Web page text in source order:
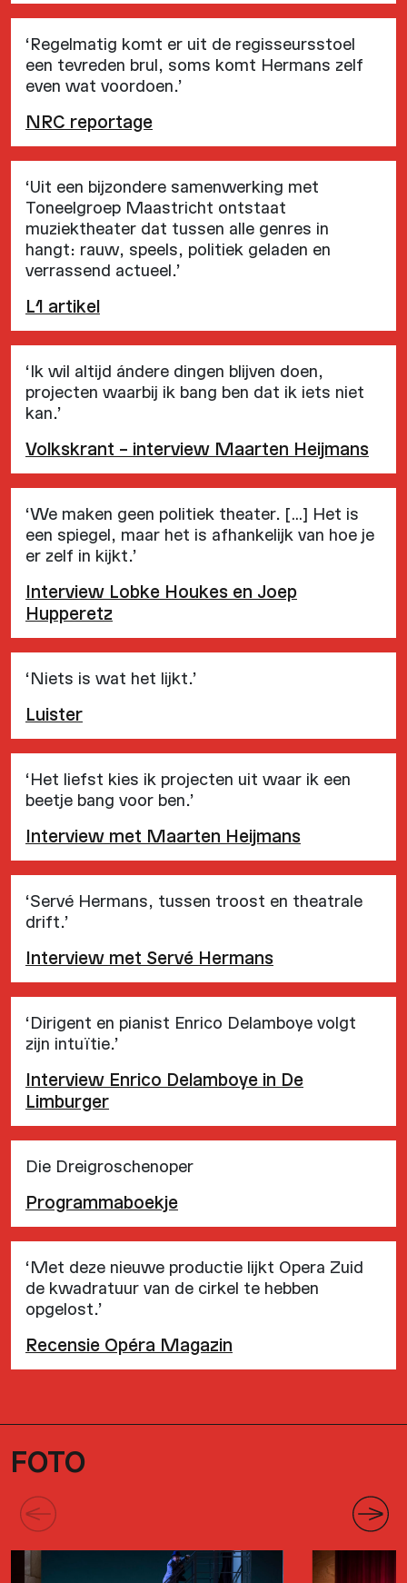
‘Regelmatig komt er uit de regisseursstoel
een tevreden brul, soms komt Hermans zelf
even wat voordoen.’
NRC reportage
‘Uit een bijzondere samenwerking met
Toneelgroep Maastricht ontstaat
muziektheater dat tussen alle genres in
hangt: rauw, speels, politiek geladen en
verrassend actueel.’
L1 artikel
‘Ik wil altijd ándere dingen blijven doen,
projecten waarbij ik bang ben dat ik iets niet
kan.’
Volkskrant – interview Maarten Heijmans
‘We maken geen politiek theater. […] Het is
een spiegel, maar het is afhankelijk van hoe je
er zelf in kijkt.’
Interview Lobke Houkes en Joep
Hupperetz
‘Niets is wat het lijkt.’
Luister
‘Het liefst kies ik projecten uit waar ik een
beetje bang voor ben.’
Interview met Maarten Heijmans
‘Servé Hermans, tussen troost en theatrale
drift.’
Interview met Servé Hermans
‘Dirigent en pianist Enrico Delamboye volgt
zijn intuïtie.’
Interview Enrico Delamboye in De
Limburger
Die Dreigroschenoper
Programmaboekje
‘Met deze nieuwe productie lijkt Opera Zuid
de kwadratuur van de cirkel te hebben
opgelost.’
Recensie Opéra Magazin
FOTO